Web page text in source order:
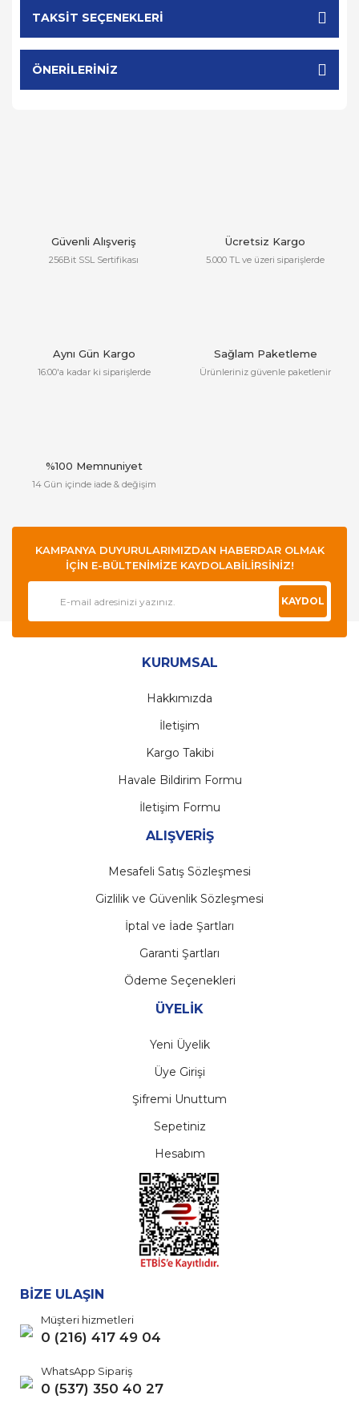
TAKSIT SEÇENEKLERI
ÖNERILERINIZ
Güvenli Alışveriş
256Bit SSL Sertifikası
Ücretsiz Kargo
5.000 TL ve üzeri siparişlerde
Aynı Gün Kargo
16:00'a kadar ki siparişlerde
Sağlam Paketleme
Ürünleriniz güvenle paketlenir
%100 Memnuniyet
14 Gün içinde iade & değişim
KAMPANYA DUYURULARIMIZDAN HABERDAR OLMAK
İÇİN E-BÜLTENİMİZE KAYDOLABİLİRSİNİZ!
KAYDOL
KURUMSAL
Hakkımızda
İletişim
Kargo Takibi
Havale Bildirim Formu
İletişim Formu
ALIŞVERİŞ
Mesafeli Satış Sözleşmesi
Gizlilik ve Güvenlik Sözleşmesi
İptal ve İade Şartları
Garanti Şartları
Ödeme Seçenekleri
ÜYELİK
Yeni Üyelik
Üye Girişi
Şifremi Unuttum
Sepetiniz
Hesabım
BİZE ULAŞIN
Müşteri hizmetleri
0 (216) 417 49 04
WhatsApp Sipariş
0 (537) 350 40 27